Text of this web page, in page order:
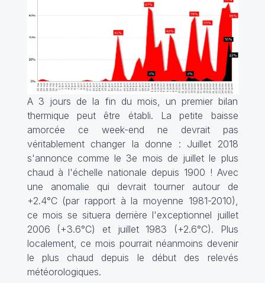
A 3 jours de la fin du mois, un premier bilan
thermique peut être établi. La petite baisse
amorcée ce week-end ne devrait pas
véritablement changer la donne : Juillet 2018
s'annonce comme le 3e mois de juillet le plus
chaud à l'échelle nationale depuis 1900 ! Avec
une anomalie qui devrait tourner autour de
+2.4°C (par rapport à la moyenne 1981-2010),
ce mois se situera derrière l'exceptionnel juillet
2006 (+3.6°C) et juillet 1983 (+2.6°C). Plus
localement, ce mois pourrait néanmoins devenir
le plus chaud depuis le début des relevés
météorologiques.